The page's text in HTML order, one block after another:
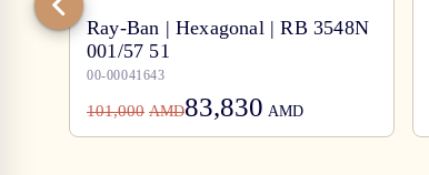
Ray-Ban | Hexagonal | RB 3548N
001/57 51
00-00041643
101,000 AMD83,830 AMD